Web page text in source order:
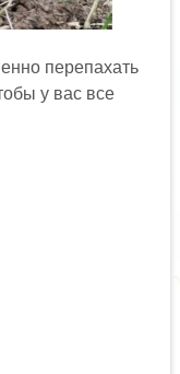
перепахать
у вас все